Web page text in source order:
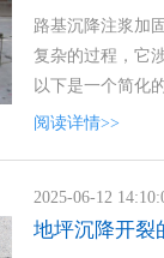
路基沉降注浆加
复杂的过程，它
以下是一个简化
注浆范围首先，
阅读详情>>
2025-06-12